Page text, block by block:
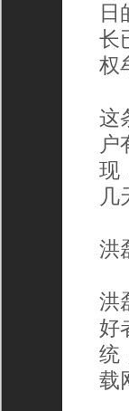
日
长
权
这
户
现
几
洪
洪
好
统
载